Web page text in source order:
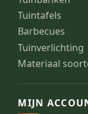
Tuintafels
Barbecues
Tuinverlichting
Materiaal
MIJN